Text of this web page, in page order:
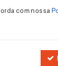
com nossa